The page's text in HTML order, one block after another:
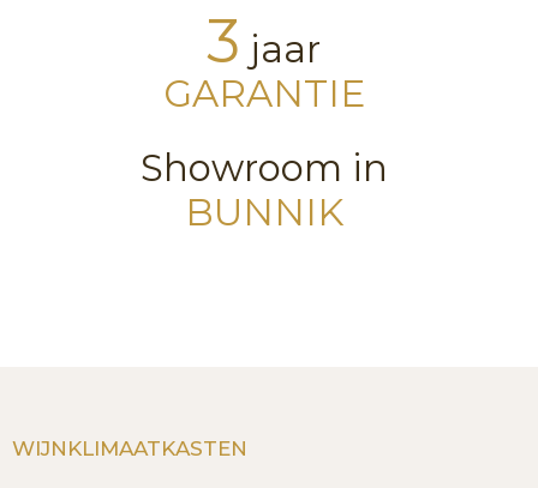
3 jaar
GARANTIE
Showroom in
BUNNIK
WIJNKLIMAATKASTEN